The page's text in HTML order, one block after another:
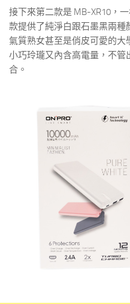
接下來第二款是 MB-XR10，
款提供了純淨白跟石墨黑兩種
氣質熟女甚至是俏皮可愛的大
小巧玲瓏又內含高電量，不
合。